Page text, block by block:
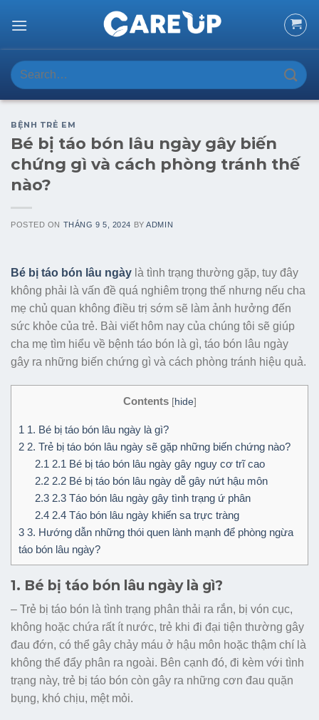
Search
for:
BỆNH TRẺ EM
Bé bị táo bón lâu ngày gây biến
chứng gì và cách phòng tránh thế
nào?
POSTED ON THÁNG 9 5, 2024 BYADMIN
Bé bị táo bón lâu ngày là tình trạng thường gặp, tuy đây
không phải là vấn đề quá nghiêm trọng thế nhưng nếu cha
mẹ chủ quan không điều trị sớm sẽ làm ảnh hưởng đến
sức khỏe của trẻ. Bài viết hôm nay của chúng tôi sẽ giúp
cha mẹ tìm hiểu về bệnh táo bón là gì, táo bón lâu ngày
gây ra những biến chứng gì và cách phòng tránh hiệu quả.
Contents [hide]
1 1. Bé bị táo bón lâu ngày là gì?
2 2. Trẻ bị táo bón lâu ngày sẽ gặp những biến chứng nào?
2.1 2.1 Bé bị táo bón lâu ngày gây nguy cơ trĩ cao
2.22.2 Bé bị táo bón lâu ngày dễ gây nứt hậu môn
2.32.3 Táo bón lâu ngày gây tình trạng ứ phân
2.42.4 Táo bón lâu ngày khiến sa trực tràng
3 3. Hướng dẫn những thói quen lành mạnh để phòng ngừa
táo bón lâu ngày?
1. Bé bị táo bón lâu ngày là gì?
– Trẻ bị táo bón là tình trạng phân thải ra rắn, bị vón cục,
không hoặc chứa rất ít nước, trẻ khi đi đại tiện thường gây
đau đớn, có thể gây chảy máu ở hậu môn hoặc thậm chí là
không thể đẩy phân ra ngoài. Bên cạnh đó, đi kèm với tình
trạng này, trẻ bị táo bón còn gây ra những cơn đau quặn
bụng, khó chịu, mệt mỏi.